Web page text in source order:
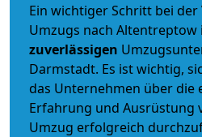
Ein wichtiger Schritt bei
Umzugs nach Altentreptow
zuverlässigen
Darmstadt. Es ist wichtig,
das Unternehmen über die
Erfahrung und Ausrüstung
Umzug erfolgreich